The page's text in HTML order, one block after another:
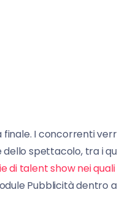
I concorrenti
spettacolo, tra i
di talent show nei
Pubblicità dentro